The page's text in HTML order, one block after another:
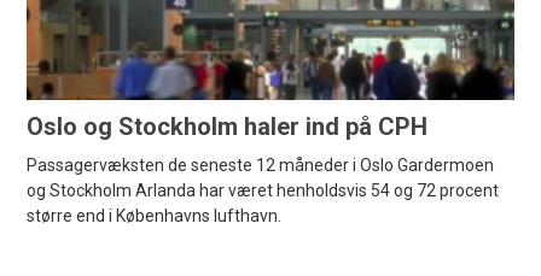
Oslo og Stockholm haler ind på CPH
Passagervæksten de seneste 12 måneder i Oslo Gardermoen
og Stockholm Arlanda har været henholdsvis 54 og 72 procent
større end i Københavns lufthavn.